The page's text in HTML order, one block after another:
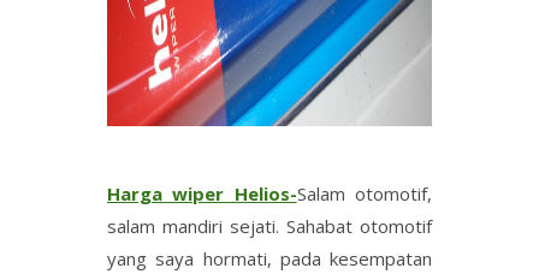
Harga wiper Helios-Salam otomotif,
salam mandiri sejati. Sahabat otomotif
yang saya hormati, pada kesempatan